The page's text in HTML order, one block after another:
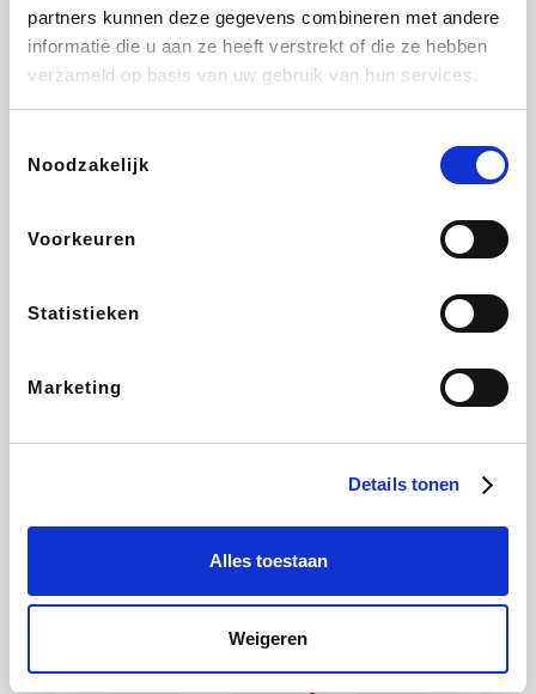
partners kunnen deze gegevens combineren met andere
informatie die u aan ze heeft verstrekt of die ze hebben
verzameld op basis van uw gebruik van hun services.
Noodzakelijk
Voorkeuren
Statistieken
Marketing
Details tonen
Alles toestaan
Weigeren
Sarenza Weekendesk Schiesser Interhome
Lufthansa
CheapTickets.be DeubaXXL
Samsung My Jewellery Delonghi Tennis Point